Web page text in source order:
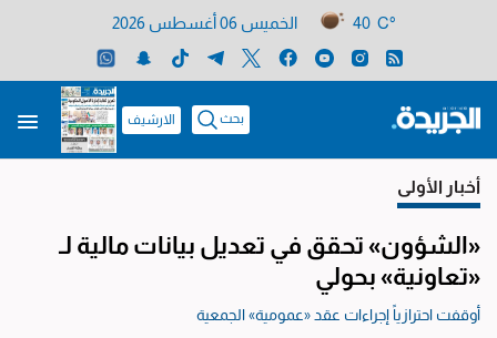
40 C° الخميس 06 أغسطس 2026
بحث الارشيف
أخبار الأولى
«الشؤون» تحقق في تعديل بيانات مالية لـ
«تعاونية» بحولي
أوقفت احترازياً إجراءات عقد «عمومية» الجمعية